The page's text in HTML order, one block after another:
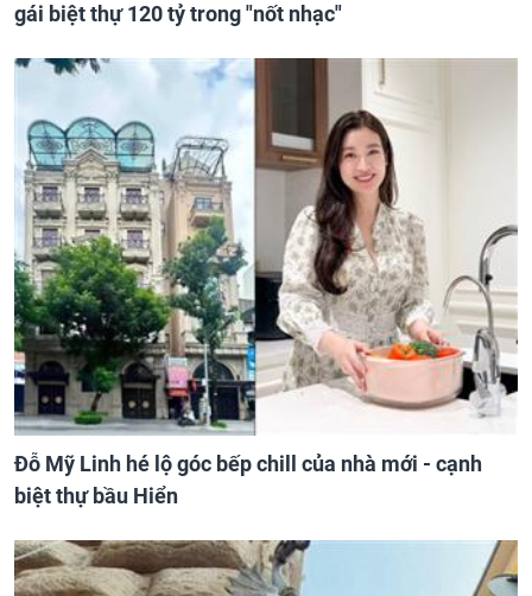
gái biệt thự 120 tỷ trong "nốt nhạc"
Đỗ Mỹ Linh hé lộ góc bếp chill của nhà mới - cạnh
biệt thự bầu Hiển